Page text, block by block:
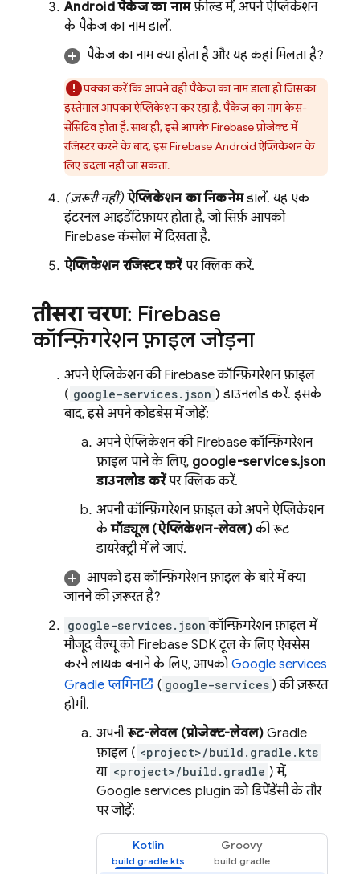
Android पैकेज का नामफ़ील्ड में, अपने ऐप्लिकेशन
के पैकेज का नाम डालें.
पैकेज का नाम क्या होता है और यह कहां मिलता है?
पक्का करें कि आपने वही पैकेज का नाम डाला हो जिसका
इस्तेमाल आपका ऐप्लिकेशन कर रहा है. पैकेज का नाम केस-
सेंसिटिव होता है. साथ ही, इसे आपके Firebase प्रोजेक्ट में
रजिस्टर करने के बाद, इस Firebase Android ऐप्लिकेशन के
लिए बदला नहीं जा सकता.
(ज़रूरी नहीं) ऐप्लिकेशन का निकनेमडालें. यह एक
इंटरनल आइडेंटिफ़ायर होता है, जो सिर्फ़ आपको
Firebaseकंसोल में दिखता है.
ऐप्लिकेशन रजिस्टर करेंपर क्लिक करें.
तीसरा चरण: Firebase
कॉन्फ़िगरेशन फ़ाइल जोड़ना
अपने ऐप्लिकेशन की Firebase कॉन्फ़िगरेशन फ़ाइल
( google-services.json ) डाउनलोड करें. इसके
बाद, इसे अपने कोडबेस में जोड़ें:
अपने ऐप्लिकेशन की Firebase कॉन्फ़िगरेशन
फ़ाइल पाने के लिए, google-services.json
डाउनलोड करेंपर क्लिक करें.
अपनी कॉन्फ़िगरेशन फ़ाइल को अपने ऐप्लिकेशन
केमॉड्यूल (ऐप्लिकेशन-लेवल)की रूट
डायरेक्ट्री में ले जाएं.
आपको इस कॉन्फ़िगरेशन फ़ाइल के बारे में क्या
जानने की ज़रूरत है?
google-services.json कॉन्फ़िगरेशन फ़ाइल में
मौजूद वैल्यू को Firebase SDK टूल के लिए ऐक्सेस
करने लायक बनाने के लिए, आपकोGoogle services
Gradle प्लगिन
( google-services ) की ज़रूरत
होगी.
अपनीरूट-लेवल (प्रोजेक्ट-लेवल) Gradle
फ़ाइल ( <project>/build.gradle.kts
या <project>/build.gradle ) में,
Google services plugin को डिपेंडेंसी के तौर
पर जोड़ें:
Kotlin Groovy